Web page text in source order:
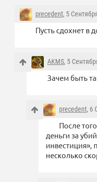
precedent, 5
Пусть сдохнет в
AKMS, 5
Зачем быть
precedent, 6
После
деньги за
инвестиция»,
несколько